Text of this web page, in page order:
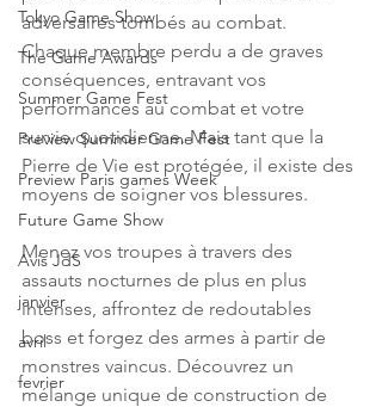
Tokyo Game Show
The Game Awards
Summer Game Fest
Preview Summer Game Fest
Preview Paris games Week
Future Game Show
Avis JdS
janvier
avril
fevrier
adversaires tombés au combat.
Chaque membre perdu a de graves
conséquences, entravant vos
performances au combat et votre
survie quotidienne. Mais tant que la
Pierre de Vie est protégée, il existe des
moyens de soigner vos blessures.
Menez vos troupes à travers des
assauts nocturnes de plus en plus
intenses, affrontez de redoutables
boss et forgez des armes à partir de
monstres vaincus. Découvrez un
mélange unique de construction de